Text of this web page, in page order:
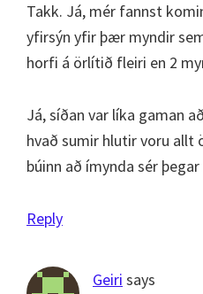
Takk. Já, mér fannst
yfirsýn yfir þær myndir
horfi á örlítið fleiri en 2
Já, síðan var líka gaman
hvað sumir hlutir voru allt
búinn að ímynda sér
Reply
Geiri says